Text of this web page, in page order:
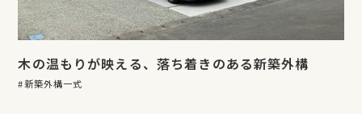
木の温もりが映える、落ち着きのある新築外構
新築外構一式